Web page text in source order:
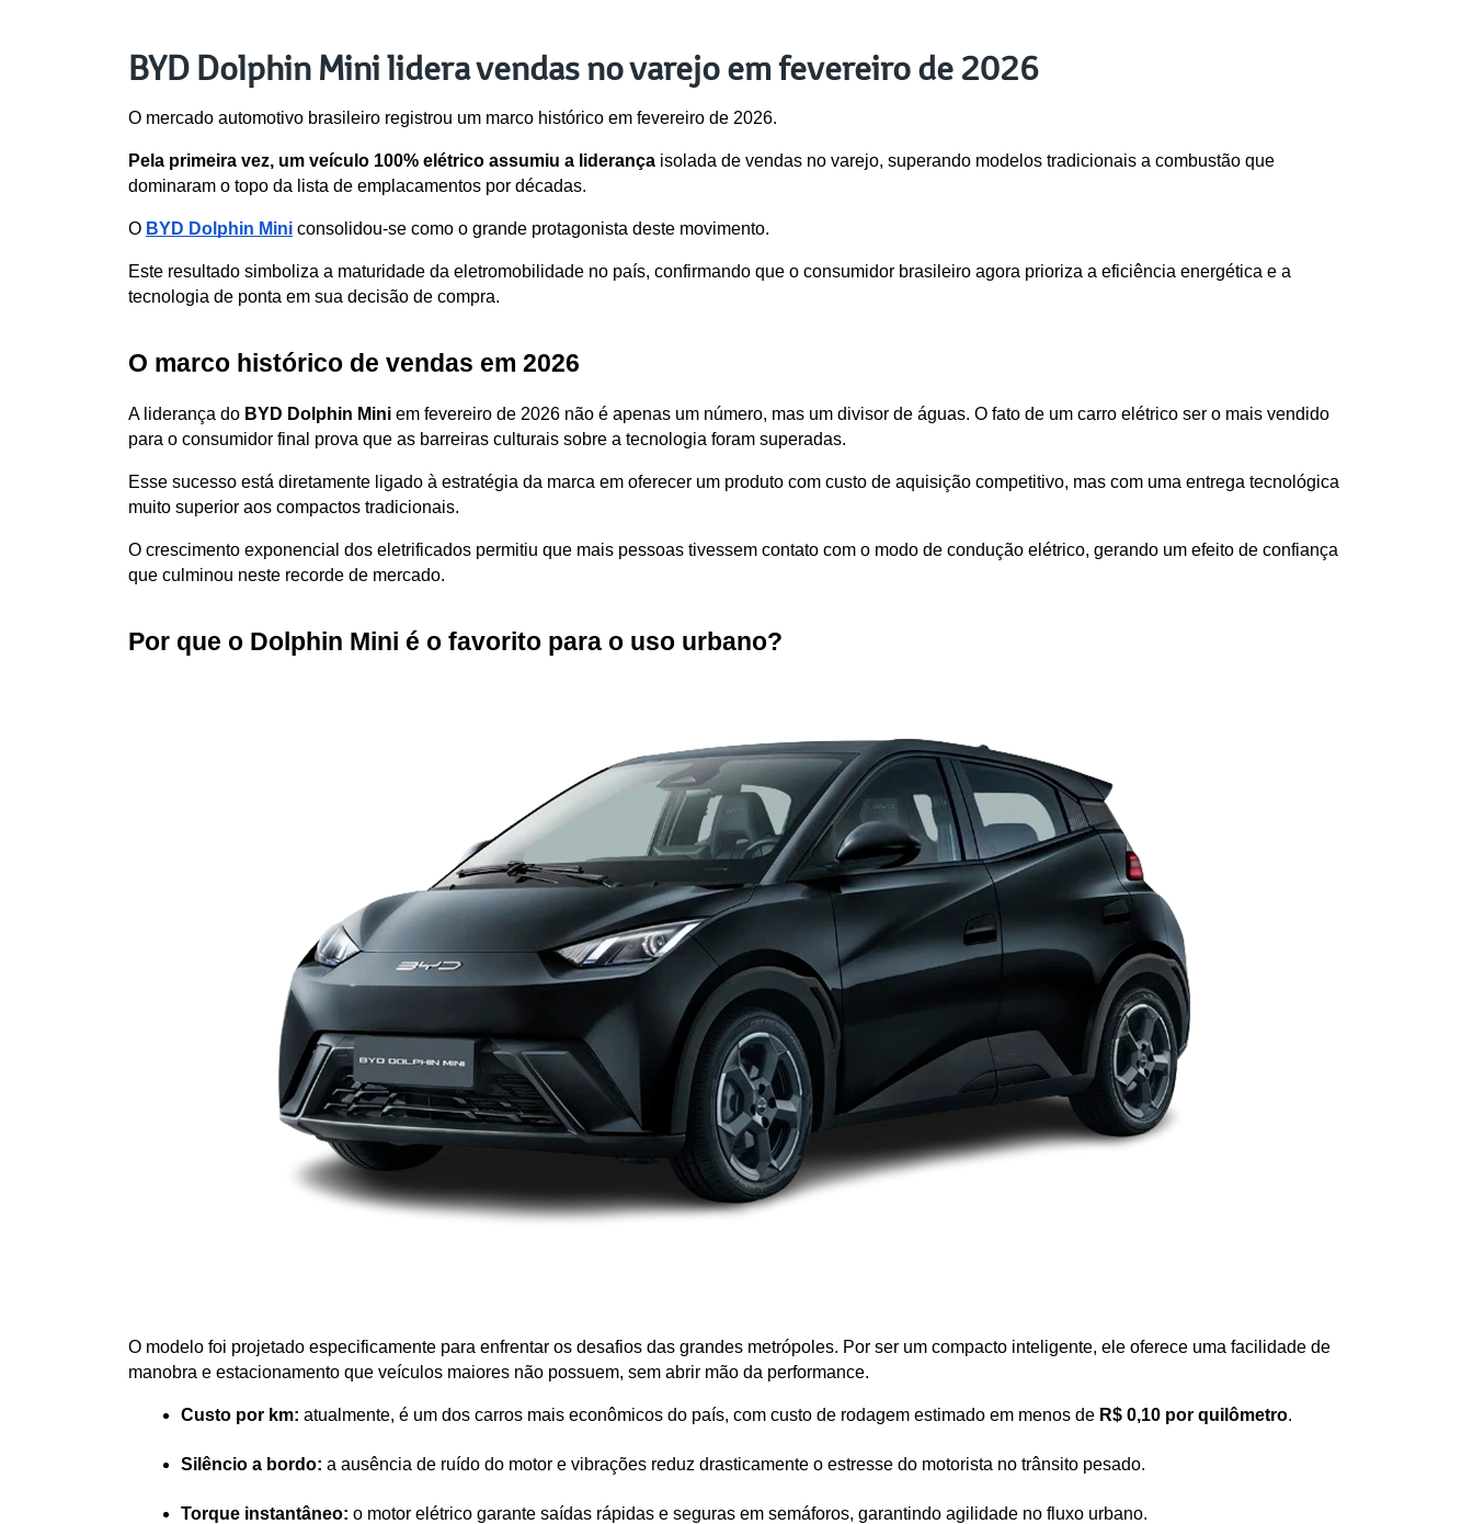
BYD Dolphin Mini lidera vendas no varejo em fevereiro de 2026
O mercado automotivo brasileiro registrou um marco histórico em fevereiro de 2026.
Pela primeira vez, um veículo 100% elétrico assumiu a liderança isolada de vendas no varejo, superando modelos tradicionais a combustão que
dominaram o topo da lista de emplacamentos por décadas.
O BYD Dolphin Mini consolidou-se como o grande protagonista deste movimento.
Este resultado simboliza a maturidade da eletromobilidade no país, confirmando que o consumidor brasileiro agora prioriza a eficiência energética e a
tecnologia de ponta em sua decisão de compra.
O marco histórico de vendas em 2026
A liderança do BYD Dolphin Mini em fevereiro de 2026 não é apenas um número, mas um divisor de águas. O fato de um carro elétrico ser o mais vendido
para o consumidor final prova que as barreiras culturais sobre a tecnologia foram superadas.
Esse sucesso está diretamente ligado à estratégia da marca em oferecer um produto com custo de aquisição competitivo, mas com uma entrega tecnológica
muito superior aos compactos tradicionais.
O crescimento exponencial dos eletrificados permitiu que mais pessoas tivessem contato com o modo de condução elétrico, gerando um efeito de confiança
que culminou neste recorde de mercado.
Por que o Dolphin Mini é o favorito para o uso urbano?
O modelo foi projetado especificamente para enfrentar os desafios das grandes metrópoles. Por ser um compacto inteligente, ele oferece uma facilidade de
manobra e estacionamento que veículos maiores não possuem, sem abrir mão da performance.
Custo por km: atualmente, é um dos carros mais econômicos do país, com custo de rodagem estimado em menos de R$ 0,10 por quilômetro.
Silêncio a bordo: a ausência de ruído do motor e vibrações reduz drasticamente o estresse do motorista no trânsito pesado.
Torque instantâneo: o motor elétrico garante saídas rápidas e seguras em semáforos, garantindo agilidade no fluxo urbano.